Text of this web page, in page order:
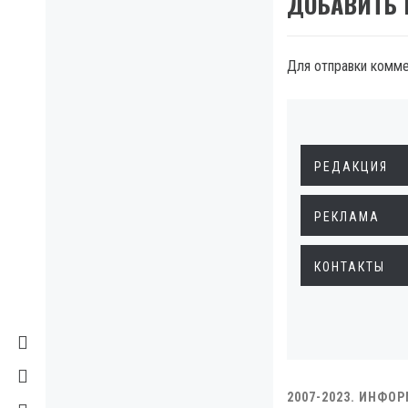
Для отправки
РЕДАКЦИЯ
РЕКЛАМА
КОНТАКТЫ
2007-2023.